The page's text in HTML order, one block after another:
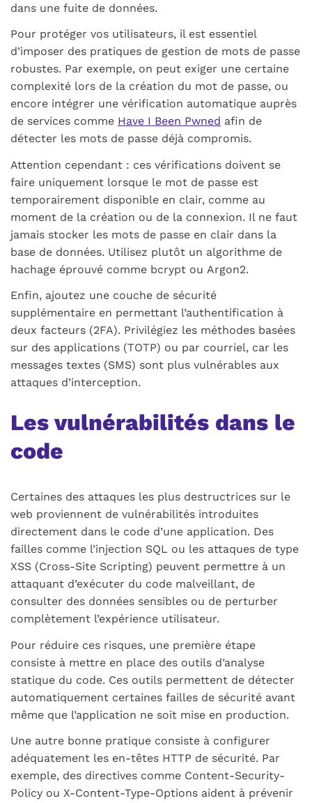
dans une fuite de données.
Pour protéger vos utilisateurs, il est essentiel
d’imposer des pratiques de gestion de mots de passe
robustes. Par exemple, on peut exiger une certaine
complexité lors de la création du mot de passe, ou
encore intégrer une vérification automatique auprès
de services comme Have I Been Pwned afin de
détecter les mots de passe déjà compromis.
Attention cependant : ces vérifications doivent se
faire uniquement lorsque le mot de passe est
temporairement disponible en clair, comme au
moment de la création ou de la connexion. Il ne faut
jamais stocker les mots de passe en clair dans la
base de données. Utilisez plutôt un algorithme de
hachage éprouvé comme bcrypt ou Argon2.
Enfin, ajoutez une couche de sécurité
supplémentaire en permettant l’authentification à
deux facteurs (2FA). Privilégiez les méthodes basées
sur des applications (TOTP) ou par courriel, car les
messages textes (SMS) sont plus vulnérables aux
attaques d’interception.
Les vulnérabilités dans le
code
Certaines des attaques les plus destructrices sur le
web proviennent de vulnérabilités introduites
directement dans le code d’une application. Des
failles comme l’injection SQL ou les attaques de type
XSS (Cross-Site Scripting) peuvent permettre à un
attaquant d’exécuter du code malveillant, de
consulter des données sensibles ou de perturber
complètement l’expérience utilisateur.
Pour réduire ces risques, une première étape
consiste à mettre en place des outils d’analyse
statique du code. Ces outils permettent de détecter
automatiquement certaines failles de sécurité avant
même que l’application ne soit mise en production.
Une autre bonne pratique consiste à configurer
adéquatement les en-têtes HTTP de sécurité. Par
exemple, des directives comme Content-Security-
Policy ou X-Content-Type-Options aident à prévenir